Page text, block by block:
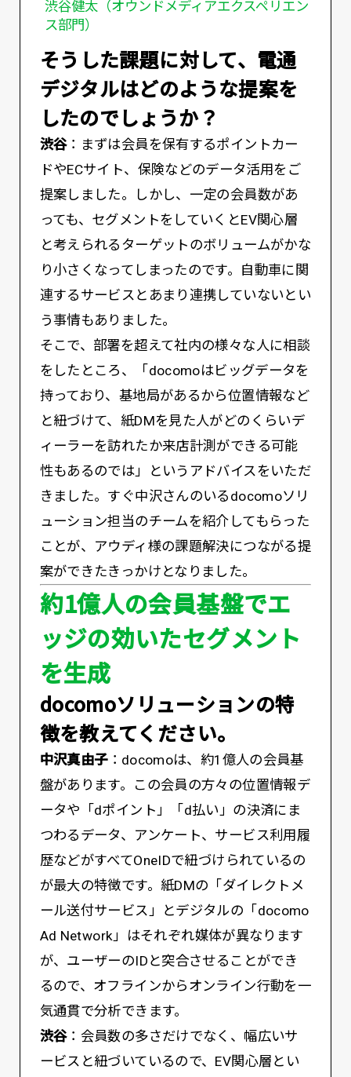
渋谷健太（オウンドメディアエクスペリエン
ス部門）
――そうした課題に対して、電通
デジタルはどのような提案を
したのでしょうか？
渋谷：まずは会員を保有するポイントカー
ドやECサイト、保険などのデータ活用をご
提案しました。しかし、一定の会員数があ
っても、セグメントをしていくとEV関心層
と考えられるターゲットのボリュームがかな
り小さくなってしまったのです。自動車に関
連するサービスとあまり連携していないとい
う事情もありました。
そこで、部署を超えて社内の様々な人に相談
をしたところ、「docomoはビッグデータを
持っており、基地局があるから位置情報など
と紐づけて、紙DMを見た人がどのくらいデ
ィーラーを訪れたか来店計測ができる可能
性もあるのでは」というアドバイスをいただ
きました。すぐ中沢さんのいるdocomoソリ
ューション担当のチームを紹介してもらった
ことが、アウディ様の課題解決につながる提
案ができたきっかけとなりました。
約1億人の会員基盤でエ
ッジの効いたセグメント
を生成
――docomoソリューションの特
徴を教えてください。
中沢真由子：docomoは、約1億人の会員基
盤があります。この会員の方々の位置情報デ
ータや「dポイント」「d払い」の決済にま
つわるデータ、アンケート、サービス利用履
歴などがすべてOneIDで紐づけられているの
が最大の特徴です。紙DMの「ダイレクトメ
ール送付サービス」とデジタルの「docomo
Ad Network」はそれぞれ媒体が異なります
が、ユーザーのIDと突合させることができ
るので、オフラインからオンライン行動を一
気通貫で分析できます。
渋谷：会員数の多さだけでなく、幅広いサ
ービスと紐づいているので、EV関心層とい